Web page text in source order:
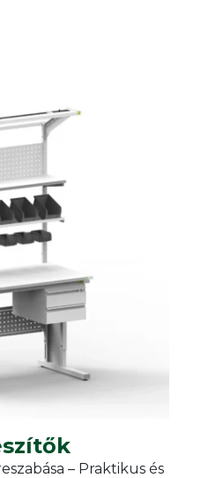
desks, chairs,
furniture
– Praktikus és